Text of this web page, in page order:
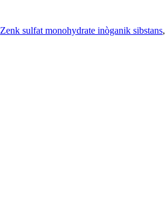
Zenk sulfat monohydrate inòganik sibstans,